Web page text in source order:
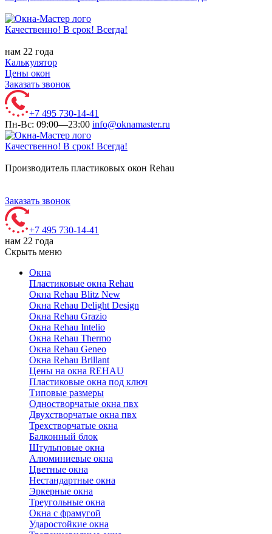
Качественно! В срок! Всегда!
нам 22 года
Калькулятор
Цены окон
Заказать звонок
+7 495 730-14-41
Пн-Вс: 09:00—23:00 info@oknamaster.ru
Качественно! В срок! Всегда!
Производитель пластиковых окон Rehau
Заказать звонок
+7 495 730-14-41
нам 22 года
Скрыть меню
Окна
Пластиковые окна Rehau
Окна Rehau Blitz New
Окна Rehau Delight Design
Окна Rehau Grazio
Окна Rehau Intelio
Окна Rehau Thermo
Окна Rehau Geneo
Окна Rehau Brillant
Цены на окна REHAU
Пластиковые окна под ключ
Типовые размеры
Одностворчатые окна пвх
Двухстворчатые окна пвх
Трехстворчатые окна
Балконный блок
Штульповые окна
Алюминиевые окна
Цветные окна
Нестандартные окна
Эркерные окна
Треугольные окна
Окна с фрамугой
Ударостойкие окна